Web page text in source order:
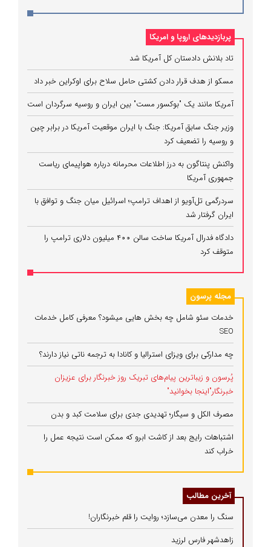
پربازدیدهای اروپا و امریکا
تاد بلانش دادستان کل آمریکا شد
مسکو از هدف قرار دادن کشتی حامل سلاح برای اوکراین خبر داد
آمریکا مانند یک "بوکسور مست" بین ایران و روسیه سرگردان است
وزیر جنگ سابق آمریکا: جنگ با ایران موقعیت آمریکا در برابر چین
و روسیه را تضعیف کرد
واکنش پنتاگون به درز اطلاعات محرمانه درباره هواپیمای ریاست
جمهوری آمریکا
سردرگمی تل‌آویو از اهداف ترامپ؛ اسرائیل میان جنگ و توافق با
ایران گرفتار شد
دادگاه فدرال آمریکا ساخت سالن ۴۰۰ میلیون دلاری ترامپ را
متوقف کرد
مجله پرسون
خدمات سئو شامل چه بخش هایی میشود؟ معرفی کامل خدمات
SEO
چه مدارکی برای ویزای استرالیا و کانادا به ترجمه ناتی نیاز دارند؟
پُرسون و زیباترین پیام‌های تبریک روز خبرنگار برای عزیزان
خبرنگار"اینجا بخوانید"
مصرف الکل و سیگار؛ تهدیدی جدی برای سلامت کبد و بدن
اشتباهات رایج بعد از کاشت ابرو که ممکن است نتیجه عمل را
خراب کند
آخرین مطالب
سنگ را معدن می‌سازد؛ روایت را قلم خبرنگاران!
زاهدشهر فارس لرزید